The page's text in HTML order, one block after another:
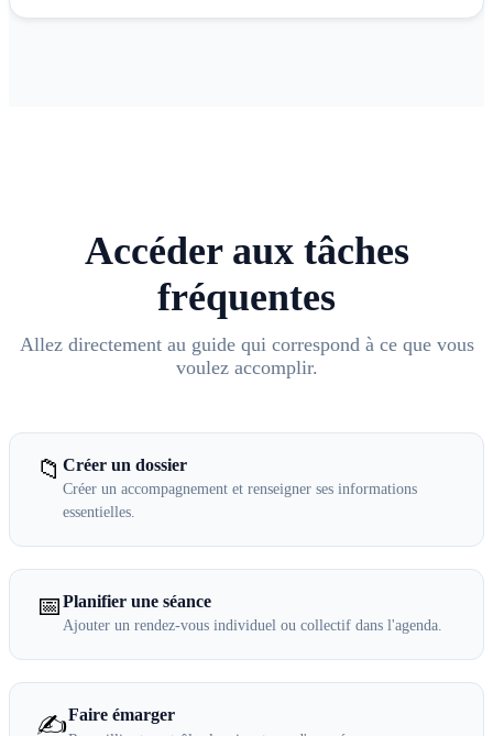
Accéder aux tâches
fréquentes
Allez directement au guide qui correspond à ce que vous
voulez accomplir.
📁 Créer un dossier
Créer un accompagnement et renseigner ses informations
essentielles.
📅Planifier une séance
Ajouter un rendez-vous individuel ou collectif dans l'agenda.
✍️Faire émarger